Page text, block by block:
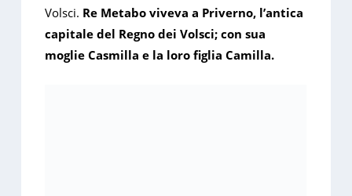
Volsci. Re Metabo viveva a Priverno, l’antica
capitale del Regno dei Volsci; con sua
moglie Casmilla e la loro figlia Camilla.